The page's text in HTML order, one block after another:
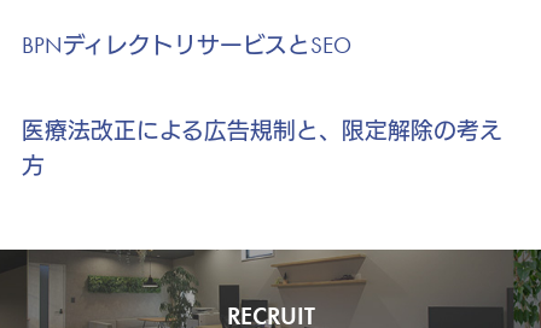
BPNディレクトリサービスとSEO
医療法改正による広告規制と、限定解除の考え
方
RECRUIT